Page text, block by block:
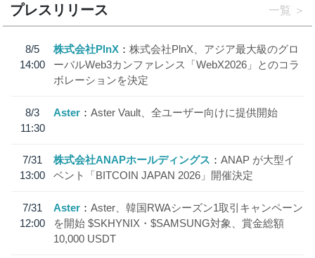
プレスリリース 一覧
8/5
14:00
株式会社PlnX
株式会社PlnX、アジア最大級のグロ
ーバルWeb3カンファレンス「WebX2026」とのコラ
ボレーションを決定
8/3
11:30
Aster Aster Vault、全ユーザー向けに提供開始
7/31
13:00
株式会社ANAPホールディングス
ANAP が大型イ
ベント「BITCOIN JAPAN 2026」開催決定
7/31
12:00
Aster
Aster、韓国RWAシーズン1取引キャンペーン
を開始 $SKHYNIX・$SAMSUNG対象、賞金総額
10,000 USDT